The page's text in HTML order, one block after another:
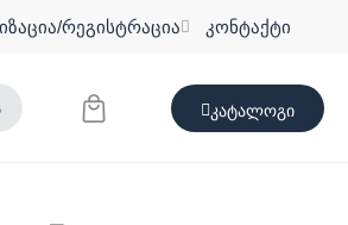
რეგისტრაცია კონტაქტი
კატალოგი